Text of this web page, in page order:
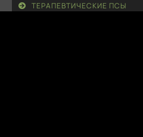
ТЕРАПЕВТИЧЕСКИЕ ПСЫ